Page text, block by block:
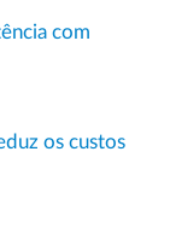
com
os custos